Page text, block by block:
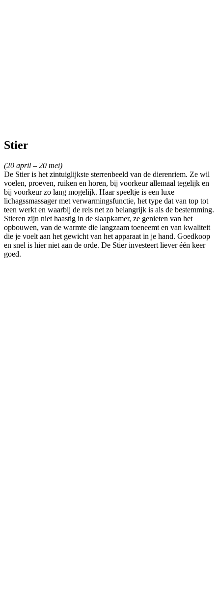
Stier
(20 april – 20 mei)
De Stier is het zintuiglijkste sterrenbeeld van de dierenriem. Ze wil
voelen, proeven, ruiken en horen, bij voorkeur allemaal tegelijk en
bij voorkeur zo lang mogelijk. Haar speeltje is een luxe
lichagssmassager met verwarmingsfunctie, het type dat van top tot
teen werkt en waarbij de reis net zo belangrijk is als de bestemming.
Stieren zijn niet haastig in de slaapkamer, ze genieten van het
opbouwen, van de warmte die langzaam toeneemt en van kwaliteit
die je voelt aan het gewicht van het apparaat in je hand. Goedkoop
en snel is hier niet aan de orde. De Stier investeert liever één keer
goed.